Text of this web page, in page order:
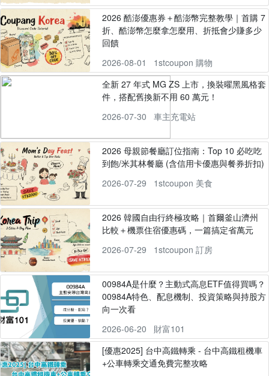
2026 酷澎優惠券＋酷澎幣完整教學｜首購 7
折、酷澎幣怎麼拿怎麼用、折抵會少賺多少
回饋
2026-08-01
1stcoupon 購物
全新 27 年式 MG ZS 上市，換裝曜黑風格套
件，搭配舊換新不用 60 萬元！
2026-07-30
車主充電站
2026 母親節餐廳訂位指南：Top 10 必吃吃
到飽/米其林餐廳 (含信用卡優惠與餐券折扣)
2026-07-29
1stcoupon 美食
2026 韓國自由行終極攻略｜首爾釜山濟州
比較＋機票住宿優惠碼，一篇搞定省萬元
2026-07-29
1stcoupon 訂房
00984A是什麼？主動式高息ETF值得買嗎？
00984A特色、配息機制、投資策略與持股方
向一次看
2026-06-20
財富101
[優惠2025] 台中高鐵轉乘 - 台中高鐵租機車
+公車轉乘交通免費完整攻略